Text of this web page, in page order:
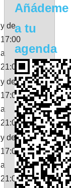
y de
17:00
a
21:00
y de
17:00
a
21:00
y de
17:00
a
21:00
Añádeme
a tu
agenda